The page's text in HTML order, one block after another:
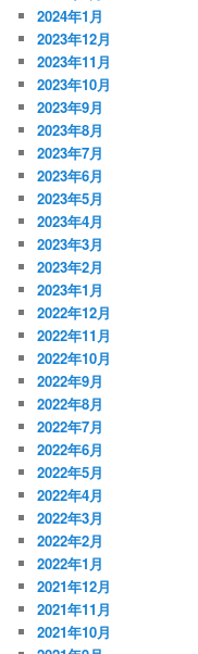
2024年1月
2023年12月
2023年11月
2023年10月
2023年9月
2023年8月
2023年7月
2023年6月
2023年5月
2023年4月
2023年3月
2023年2月
2023年1月
2022年12月
2022年11月
2022年10月
2022年9月
2022年8月
2022年7月
2022年6月
2022年5月
2022年4月
2022年3月
2022年2月
2022年1月
2021年12月
2021年11月
2021年10月